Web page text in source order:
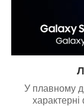
У плавному